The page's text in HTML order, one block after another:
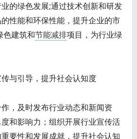
的绿色发展;通过技术创新和研发
性能和环保性能，提升企业的市
色建筑和节能减排项目，为行业绿
与引导，提升社会认知度
及时发布行业动态和新闻资
和影响力；组织开展行业宣传活
要性和发展成就，提升社会认知